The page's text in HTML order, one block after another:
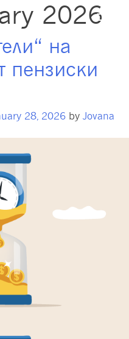
2026
на
пензиски
28, 2026 by Jovana